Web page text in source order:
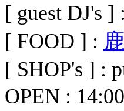
[ guest DJ's
[ FOOD ] :
[ SHOP's ] :
OPEN :